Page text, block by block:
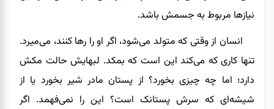
نیازها مربوط به جسمش باشد.
انسان از وقتی که متولد می‌شود، اگر او را رها کنند، می‌میرد.
تنها کاری که می‌کند این است که بمکد. لبهایش حالت مکش
دارد؛ اما چه چیزی بخورد؟ از پستان مادر شیر بخورد یا از
شیشه‌ای که سرش پستانک است؟ این را نمی‌فهمد. اگر